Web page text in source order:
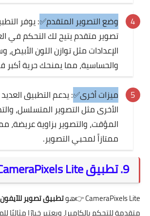
وضع التصوير المتقدم✅: يوفر
تصوير متقدم يتيح لك التحكم في
الإعدادات مثل توازن اللون الأبيض،
والحساسية، مما يمنحك حرية أكبر
ميزات أخرى✅: يدعم التطبيق
الأخرى مثل التصوير المتسلسل،
المؤقت، والتصوير بزاوية عريضة،
ممتازاً لمحبي التصوير.
9. تطبيق CameraPixels Lite
CameraPixels Lite👉هوتطبيق تصوير للآيفون
متقدمة للتحكم بالكاميرا، ويعتبر خيارًا مثاليًا